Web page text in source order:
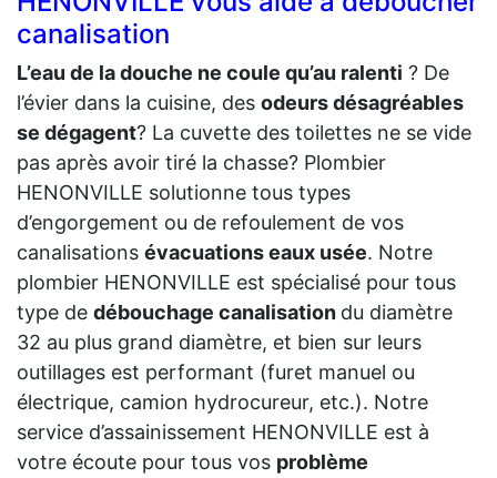
canalisation
L’eau de la douche ne coule qu’au ralenti ? De
l’évier dans la cuisine, des odeurs désagréables
se dégagent? La cuvette des toilettes ne se vide
pas après avoir tiré la chasse? Plombier
HENONVILLE solutionne tous types
d’engorgement ou de refoulement de vos
canalisations évacuations eaux usée. Notre
plombier HENONVILLE est spécialisé pour tous
type de débouchage canalisation du diamètre
32 au plus grand diamètre, et bien sur leurs
outillages est performant (furet manuel ou
électrique, camion hydrocureur, etc.). Notre
service d’assainissement HENONVILLE est à
votre écoute pour tous vos problème